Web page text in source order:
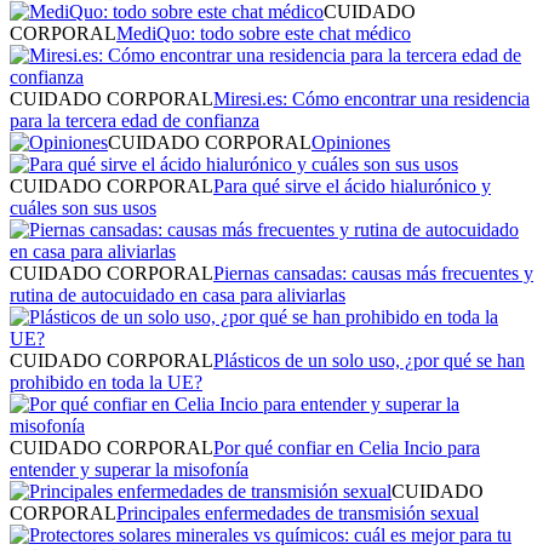
CUIDADO
CORPORALMediQuo: todo sobre este chat médico
CUIDADO CORPORALMiresi.es: Cómo encontrar una residencia
para la tercera edad de confianza
CUIDADO CORPORALOpiniones
CUIDADO CORPORALPara qué sirve el ácido hialurónico y
cuáles son sus usos
CUIDADO CORPORALPiernas cansadas: causas más frecuentes y
rutina de autocuidado en casa para aliviarlas
CUIDADO CORPORALPlásticos de un solo uso, ¿por qué se han
prohibido en toda la UE?
CUIDADO CORPORALPor qué confiar en Celia Incio para
entender y superar la misofonía
CUIDADO
CORPORALPrincipales enfermedades de transmisión sexual